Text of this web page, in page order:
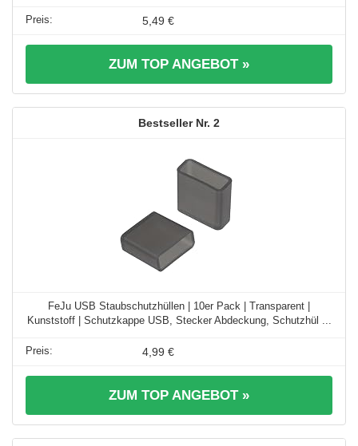
5,49 €
ZUM TOP ANGEBOT »
2
FeJu USB Staubschutzhüllen | 10er Pack | Transparent |
Kunststoff | Schutzkappe USB, Stecker Abdeckung, Schutzhül ...
4,99 €
ZUM TOP ANGEBOT »